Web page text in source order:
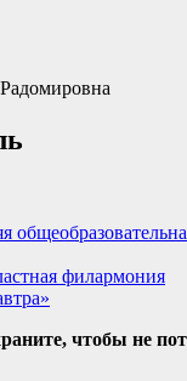
филармония
чтобы не